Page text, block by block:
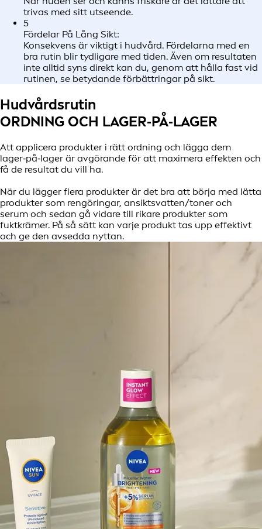
trivas med sitt utseende.
5
Fördelar På Lång Sikt:
Konsekvens är viktigt i hudvård. Fördelarna med en
bra rutin blir tydligare med tiden. Även om resultaten
inte alltid syns direkt kan du, genom att hålla fast vid
rutinen, se betydande förbättringar på sikt.
Hudvårdsrutin
ORDNING OCH LAGER‑PÅ‑LAGER
Att applicera produkter i rätt ordning och lägga dem
lager‑på‑lager är avgörande för att maximera effekten och
få de resultat du vill ha.
När du lägger flera produkter är det bra att börja med lätta
produkter som rengöringar, ansiktsvatten/toner och
serum och sedan gå vidare till rikare produkter som
fuktkrämer. På så sätt kan varje produkt tas upp effektivt
och ge den avsedda nyttan.